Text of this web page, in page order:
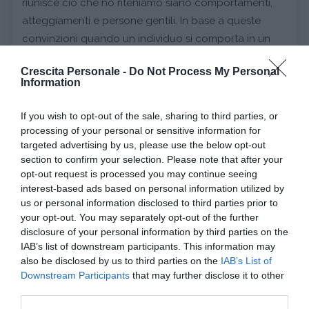
Crescita Personale - Do Not Process My Personal
Information
If you wish to opt-out of the sale, sharing to third parties, or
processing of your personal or sensitive information for
targeted advertising by us, please use the below opt-out
section to confirm your selection. Please note that after your
opt-out request is processed you may continue seeing
interest-based ads based on personal information utilized by
us or personal information disclosed to third parties prior to
your opt-out. You may separately opt-out of the further
disclosure of your personal information by third parties on the
IAB’s list of downstream participants. This information may
also be disclosed by us to third parties on the IAB’s List of
Downstream Participants that may further disclose it to other
atteggiamenti e persone gentili. In base a queste
convinzioni quando un individuo si comporta in un
di supposizione su di lui/lei e ci comportiamo di
Continua a leggere dopo la pubblicità
A partire da questo esempio potrebbe esservi
chiara la natura soggettiva dei costrutti, ci sono
persone che saranno più predisposte alla gentilezza
e altre meno.
Un’altra caratteristica dei costruttiè che essi
hanno al loro interno due poli , uno di somiglianza e
uno di contrasto, cioè per capire e definire la